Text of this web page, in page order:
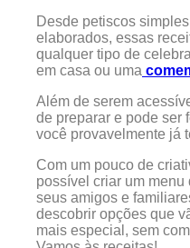
Desde petiscos
elaborados, essas
qualquer tipo de
em casa ou uma
Além de serem
de preparar e pode ser
você provavelmente já
Com um pouco de
possível criar um
seus amigos e
descobrir opções que
mais especial, sem